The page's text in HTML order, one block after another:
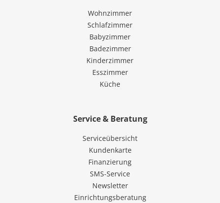
Wohnzimmer
Schlafzimmer
Babyzimmer
Badezimmer
Kinderzimmer
Esszimmer
Küche
Service & Beratung
Serviceübersicht
Kundenkarte
Finanzierung
SMS-Service
Newsletter
Einrichtungsberatung